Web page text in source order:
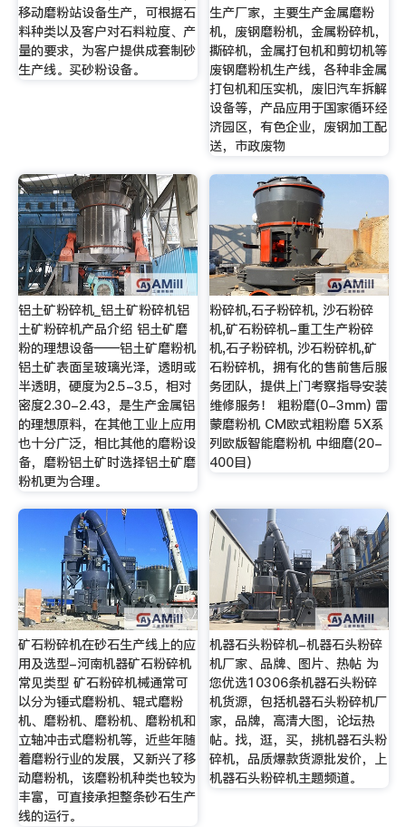
移动磨粉站设备生产，可根据石
料种类以及客户对石料粒度、产
量的要求，为客户提供成套制砂
生产线。买砂粉设备。
生产厂家，主要生产金属磨粉
机，废钢磨粉机，金属粉碎机，
撕碎机，金属打包机和剪切机等
废钢磨粉机生产线，各种非金属
打包机和压实机，废旧汽车拆解
设备等，产品应用于国家循环经
济园区，有色企业，废钢加工配
送，市政废物
铝土矿粉碎机_铝土矿粉碎机铝
土矿粉碎机产品介绍 铝土矿磨
粉的理想设备——铝土矿磨粉机
铝土矿表面呈玻璃光泽，透明或
半透明，硬度为2.5-3.5，相对
密度2.30-2.43，是生产金属铝
的理想原料，在其他工业上应用
也十分广泛，相比其他的磨粉设
备，磨粉铝土矿时选择铝土矿磨
粉机更为合理。
粉碎机,石子粉碎机, 沙石粉碎
机,矿石粉碎机-重工生产粉碎
机,石子粉碎机, 沙石粉碎机,矿
石粉碎机，拥有化的售前售后服
务团队，提供上门考察指导安装
维修服务！ 粗粉磨(0-3mm) 雷
蒙磨粉机 CM欧式粗粉磨 5X系
列欧版智能磨粉机 中细磨(20-
400目)
矿石粉碎机在砂石生产线上的应
用及选型-河南机器矿石粉碎机
常见类型 矿石粉碎机械通常可
以分为锤式磨粉机、辊式磨粉
机、磨粉机、磨粉机、磨粉机和
立轴冲击式磨粉机等，近些年随
着磨粉行业的发展，又新兴了移
动磨粉机，该磨粉机种类也较为
丰富，可直接承担整条砂石生产
线的运行。
机器石头粉碎机-机器石头粉碎
机厂家、品牌、图片、热帖 为
您优选10306条机器石头粉碎
机货源，包括机器石头粉碎机厂
家，品牌，高清大图，论坛热
帖。找，逛，买，挑机器石头粉
碎机，品质爆款货源批发价，上
机器石头粉碎机主题频道。